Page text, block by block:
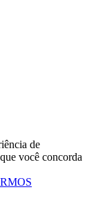
de
você concorda